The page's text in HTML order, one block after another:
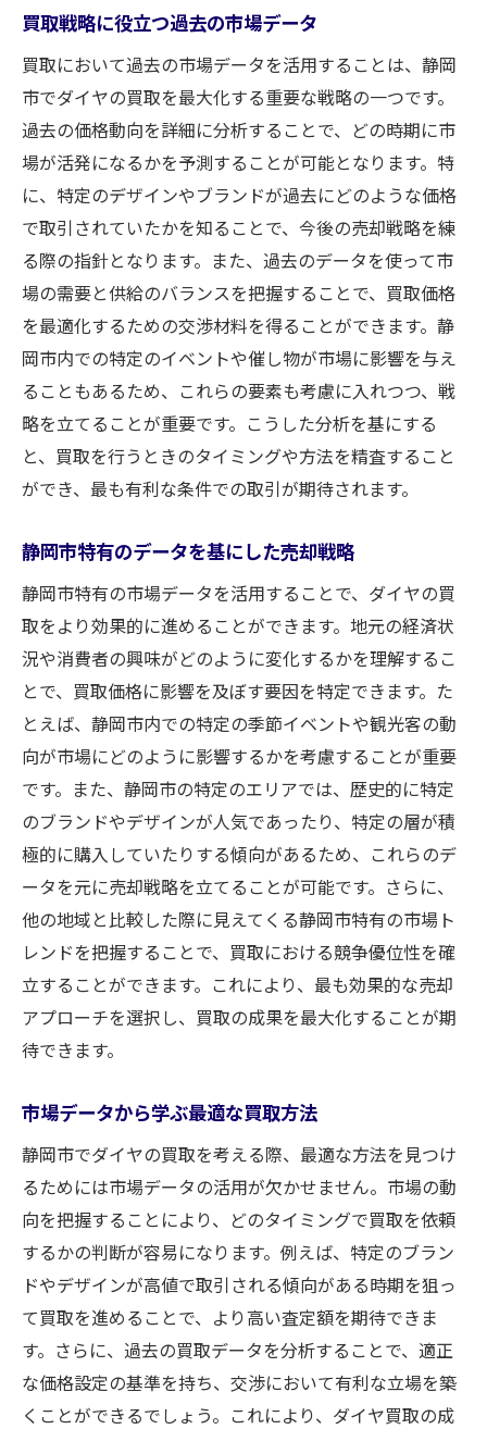
買取戦略に役立つ過去の市場データ
買取において過去の市場データを活用することは、静岡
市でダイヤの買取を最大化する重要な戦略の一つです。
過去の価格動向を詳細に分析することで、どの時期に市
場が活発になるかを予測することが可能となります。特
に、特定のデザインやブランドが過去にどのような価格
で取引されていたかを知ることで、今後の売却戦略を練
る際の指針となります。また、過去のデータを使って市
場の需要と供給のバランスを把握することで、買取価格
を最適化するための交渉材料を得ることができます。静
岡市内での特定のイベントや催し物が市場に影響を与え
ることもあるため、これらの要素も考慮に入れつつ、戦
略を立てることが重要です。こうした分析を基にする
と、買取を行うときのタイミングや方法を精査すること
ができ、最も有利な条件での取引が期待されます。
静岡市特有のデータを基にした売却戦略
静岡市特有の市場データを活用することで、ダイヤの買
取をより効果的に進めることができます。地元の経済状
況や消費者の興味がどのように変化するかを理解するこ
とで、買取価格に影響を及ぼす要因を特定できます。た
とえば、静岡市内での特定の季節イベントや観光客の動
向が市場にどのように影響するかを考慮することが重要
です。また、静岡市の特定のエリアでは、歴史的に特定
のブランドやデザインが人気であったり、特定の層が積
極的に購入していたりする傾向があるため、これらのデ
ータを元に売却戦略を立てることが可能です。さらに、
他の地域と比較した際に見えてくる静岡市特有の市場ト
レンドを把握することで、買取における競争優位性を確
立することができます。これにより、最も効果的な売却
アプローチを選択し、買取の成果を最大化することが期
待できます。
市場データから学ぶ最適な買取方法
静岡市でダイヤの買取を考える際、最適な方法を見つけ
るためには市場データの活用が欠かせません。市場の動
向を把握することにより、どのタイミングで買取を依頼
するかの判断が容易になります。例えば、特定のブラン
ドやデザインが高値で取引される傾向がある時期を狙っ
て買取を進めることで、より高い査定額を期待できま
す。さらに、過去の買取データを分析することで、適正
な価格設定の基準を持ち、交渉において有利な立場を築
くことができるでしょう。これにより、ダイヤ買取の成